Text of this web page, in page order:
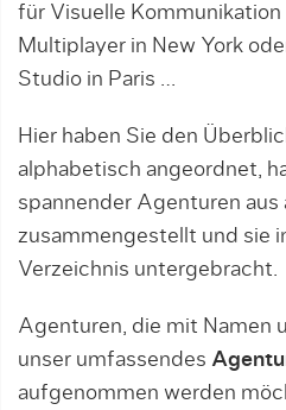
für Visuelle Kommunikation
Multiplayer in New York
Studio in Paris …
Hier haben Sie den
alphabetisch angeordnet,
spannender Agenturen aus
zusammengestellt und sie
Verzeichnis untergebracht.
Agenturen, die mit Namen
unser umfassendes
aufgenommen werden